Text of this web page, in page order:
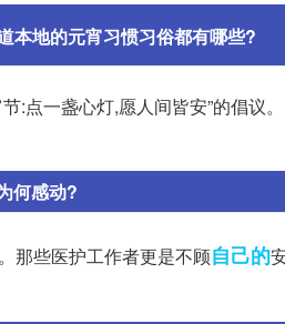
本地的元宵习惯习俗都有哪些?
:点一盏心灯,愿人间皆安”的倡议
何感动?
那些医护工作者更是不顾自己的